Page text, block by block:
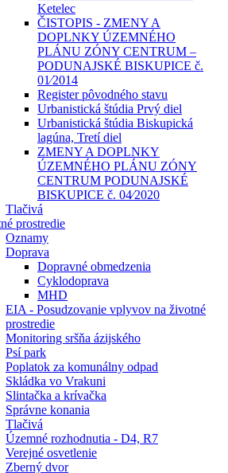
Ketelec
ČISTOPIS - ZMENY A
DOPLNKY ÚZEMNÉHO
PLÁNU ZÓNY CENTRUM –
PODUNAJSKÉ BISKUPICE č.
01⁄2014
Register pôvodného stavu
Urbanistická štúdia Prvý diel
Urbanistická štúdia Biskupická
lagúna, Tretí diel
ZMENY A DOPLNKY
ÚZEMNÉHO PLÁNU ZÓNY
CENTRUM PODUNAJSKÉ
BISKUPICE č. 04⁄2020
Tlačivá
prostredie
Oznamy
Doprava
Dopravné obmedzenia
Cyklodoprava
MHD
EIA - Posudzovanie vplyvov na životné
prostredie
Monitoring sršňa ázijského
Psí park
Poplatok za komunálny odpad
Skládka vo Vrakuni
Slintačka a krívačka
Správne konania
Tlačivá
Územné rozhodnutia - D4, R7
Verejné osvetlenie
Zberný dvor